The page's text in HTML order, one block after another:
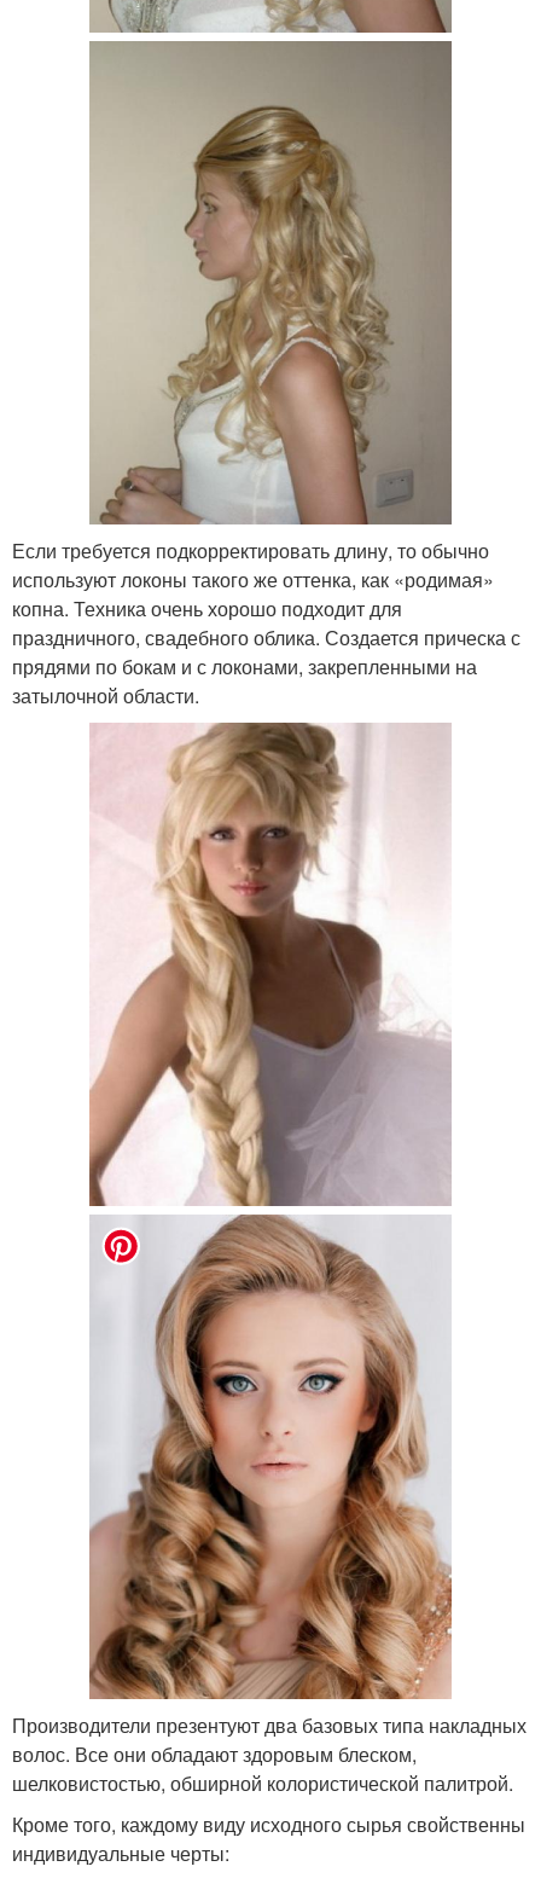
Если требуется подкорректировать длину, то обычно
используют локоны такого же оттенка, как «родимая»
копна. Техника очень хорошо подходит для
праздничного, свадебного облика. Создается прическа с
прядями по бокам и с локонами, закрепленными на
затылочной области.
Производители презентуют два базовых типа накладных
волос. Все они обладают здоровым блеском,
шелковистостью, обширной колористической палитрой.
Кроме того, каждому виду исходного сырья свойственны
индивидуальные черты: